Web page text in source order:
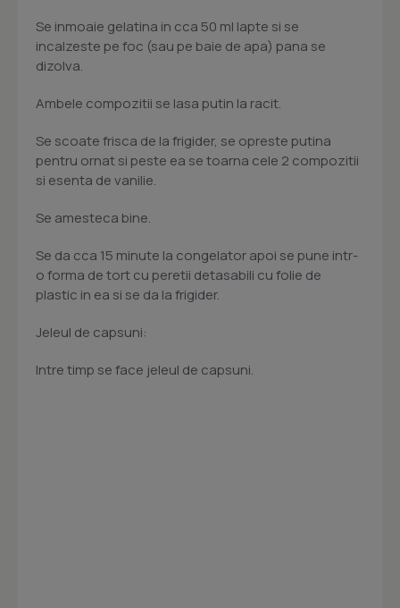
Se inmoaie gelatina in cca 50 ml lapte si se
incalzeste pe foc (sau pe baie de apa) pana se
dizolva.
Ambele compozitii se lasa putin la racit.
Se scoate frisca de la frigider, se opreste putina
pentru ornat si peste ea se toarna cele 2 compozitii
si esenta de vanilie.
Se amesteca bine.
Se da cca 15 minute la congelator apoi se pune intr-
o forma de tort cu peretii detasabili cu folie de
plastic in ea si se da la frigider.
Jeleul de capsuni:
Intre timp se face jeleul de capsuni.